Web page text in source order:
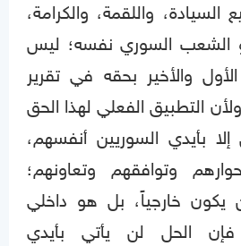
واللقمة، والكرامة،
الشعب السوري نفسه؛ ليس
والأخير بحقه في تقرير
التطبيق الفعلي لهذا الحق
بأيدي السوريين أنفسهم،
وتوافقهم وتعاونهم؛
يكون خارجياً، بل هو داخلي
فإن الحل لن يأتي بأيدي